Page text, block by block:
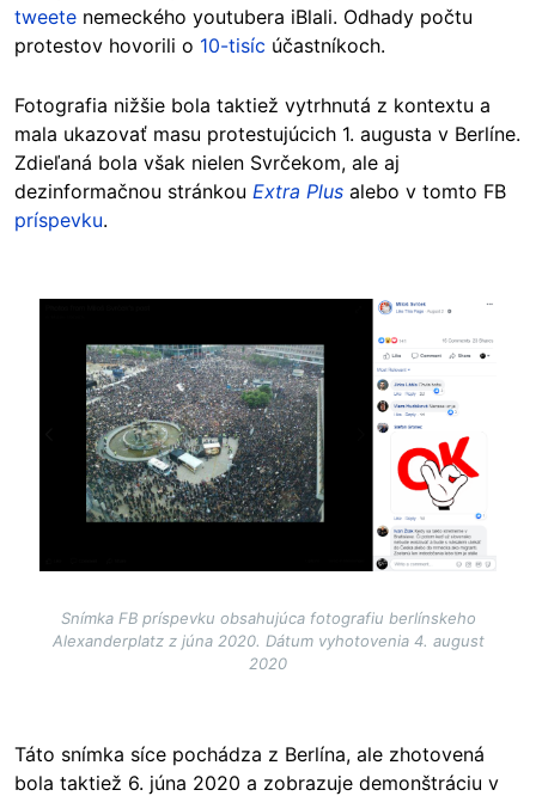
tweete nemeckého youtubera iBlali. Odhady počtu
protestov hovorili o 10-tisíc účastníkoch.
Fotografia nižšie bola taktiež vytrhnutá z kontextu a
mala ukazovať masu protestujúcich 1. augusta v Berlíne.
Zdieľaná bola však nielen Svrčekom, ale aj
dezinformačnou stránkou Extra Plus alebo v tomto FB
príspevku.
Snímka FB príspevku obsahujúca fotografiu berlínskeho
Alexanderplatz z júna 2020. Dátum vyhotovenia 4. august
2020
Táto snímka síce pochádza z Berlína, ale zhotovená
bola taktiež 6. júna 2020 a zobrazuje demonštráciu v